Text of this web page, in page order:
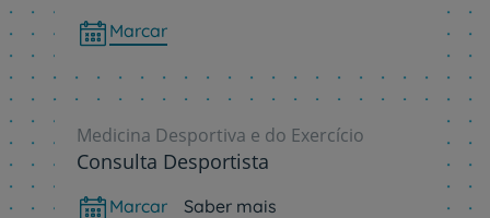
Marcar
Medicina Desportiva e do Exercício
Consulta Desportista
Marcar Saber mais